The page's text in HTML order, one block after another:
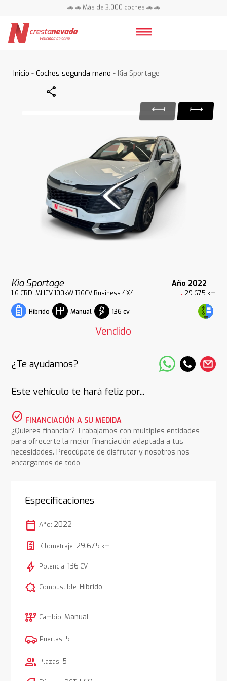
🚗 🚗 Más de 3.000 coches 🚗 🚗
Inicio -Coches segunda mano - Kia Sportage
Share
Kia Sportage Año 2022
1.6 CRDi MHEV 100kW 136CV Business 4X4 29.675 km
Híbrido Manual 136 cv
Vendido
¿Te ayudamos?
Este vehículo te hará feliz por...
check_circle FINANCIACIÓN A SU MEDIDA
¿Quieres financiar? Trabajamos con multiples entidades
para ofrecerte la mejor financiación adaptada a tus
necesidades. Preocúpate de disfrutar y nosotros nos
encargamos de todo
Especificaciones
calendar_today Año: 2022
Kilometraje: 29.675 km
bolt Potencia: 136 CV
comic_bubble Combustible: Híbrido
auto_transmission Cambio: Manual
Puertas: 5
group Plazas: 5